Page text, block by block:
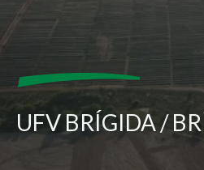
UFV BRÍGIDA /